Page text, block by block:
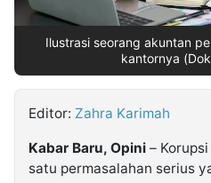
Ilustrasi seorang akuntan
kantornya
Editor: Zahra Karimah
Kabar Baru, Opini –
satu permasalahan serius